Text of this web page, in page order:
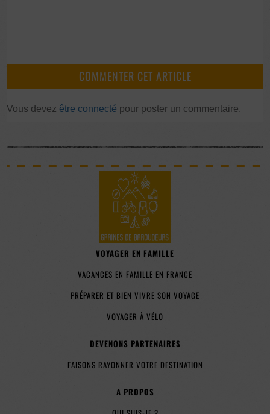
COMMENTER CET ARTICLE
Vous devez être connecté pour poster un commentaire.
VOYAGER EN FAMILLE
VACANCES EN FAMILLE EN FRANCE
PRÉPARER ET BIEN VIVRE SON VOYAGE
VOYAGER À VÉLO
DEVENONS PARTENAIRES
FAISONS RAYONNER VOTRE DESTINATION
A PROPOS